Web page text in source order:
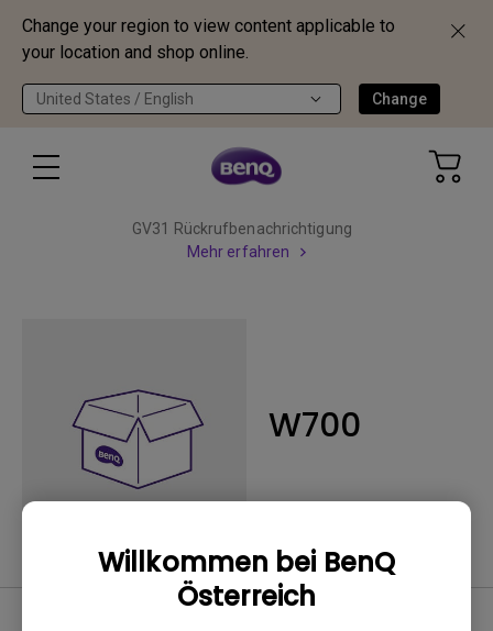
Change your region to view content applicable to
your location and shop online.
United States / English Change
Willkommen bei BenQ
Österreich
GV31 Rückrufbenachrichtigung
Mehr erfahren
W700